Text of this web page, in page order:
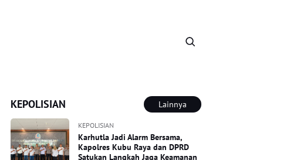
KEPOLISIAN Lainnya
KEPOLISIAN
Karhutla Jadi Alarm Bersama,
Kapolres Kubu Raya dan DPRD
Satukan Langkah Jaga Keamanan